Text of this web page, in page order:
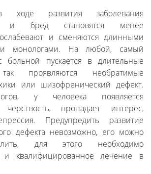
ходе развития заболевания
и бред становятся менее
и сменяются длинными
монологами. На любой, самый
больной пускается в длительные
проявляются необратимые
или шизофренический дефект.
у человека появляется
черствость, пропадает интерес,
Предупредить развитие
дефекта невозможно, его можно
для этого необходимо
и квалифицированное лечение в